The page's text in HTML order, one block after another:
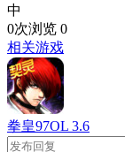
中
0次浏览 0
相关游戏
拳皇97OL 3.6